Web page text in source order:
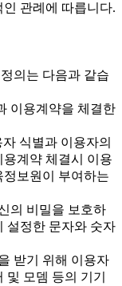
관례에 따릅니다.
의는 다음과 같습
이용계약을 체결한
식별과 이용자의
계약 체결시 이용
보원이 부여하는
의 비밀을 보호하
설정한 문자와 숫자
받기 위해 이용자
모뎀 등의 기기